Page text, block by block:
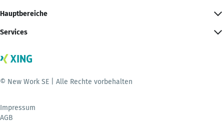
Hauptbereiche
Services
© New Work SE | Alle Rechte vorbehalten
Impressum
AGB